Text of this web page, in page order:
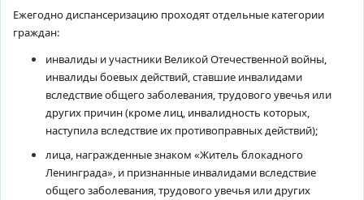
Ежегодно диспансеризацию проходят отдельные категории
граждан:
инвалиды и участники Великой Отечественной войны,
инвалиды боевых действий, ставшие инвалидами
вследствие общего заболевания, трудового увечья или
других причин (кроме лиц, инвалидность которых,
наступила вследствие их противоправных действий);
лица, награжденные знаком «Житель блокадного
Ленинграда», и признанные инвалидами вследствие
общего заболевания, трудового увечья или других